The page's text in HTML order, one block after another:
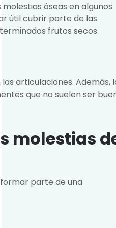
óseas en algunos
útil cubrir parte de las
frutos secos.
articulaciones. Además,
que no suelen ser
molestias
parte de una